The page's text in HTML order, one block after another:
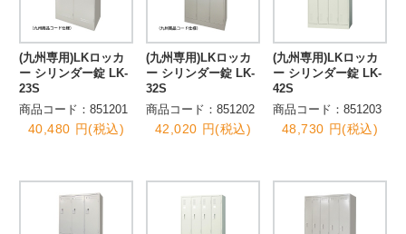
(九州専用)LKロッカ
ー シリンダー錠 LK-
23S
商品コード：851201
40,480 円(税込)
(九州専用)LKロッカ
ー シリンダー錠 LK-
32S
商品コード：851202
42,020 円(税込)
(九州専用)LKロッカ
ー シリンダー錠 LK-
42S
商品コード：851203
48,730 円(税込)